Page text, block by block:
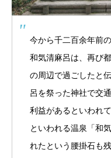
今から千二百余年前
和気清麻呂は、再び
の周辺で過ごしたと
呂を祭った神社で交
利益があるといわれ
といわれる温泉「和
れたという腰掛石も